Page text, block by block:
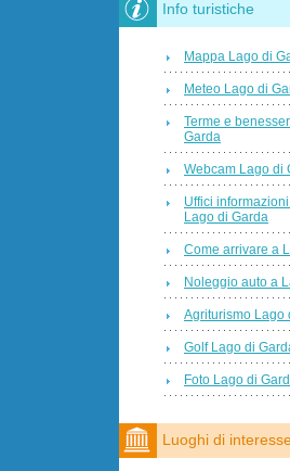
Info turistiche
Mappa Lago di
Meteo Lago di
Terme e
Garda
Webcam Lago di
Uffici
Lago di Garda
Come arrivare a
Noleggio auto a
Agriturismo Lago
Golf Lago di
Foto Lago di
Luoghi di interesse